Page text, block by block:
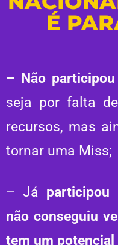
É
– Não
seja por falta
recursos, mas
tornar uma Miss;
– Já participou
não conseguiu
tem um potencial